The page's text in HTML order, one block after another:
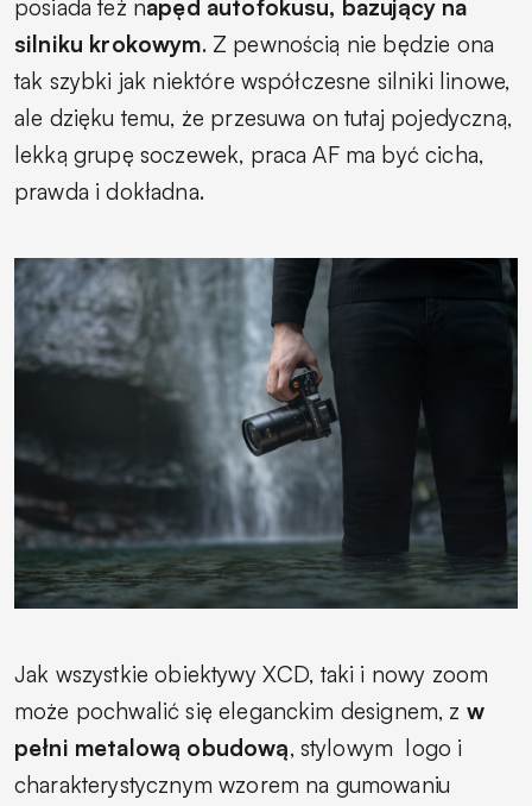
posiada też napęd autofokusu, bazujący na
silniku krokowym. Z pewnością nie będzie ona
tak szybki jak niektóre współczesne silniki linowe,
ale dzięku temu, że przesuwa on tutaj pojedyczną,
lekką grupę soczewek, praca AF ma być cicha,
prawda i dokładna.
Jak wszystkie obiektywy XCD, taki i nowy zoom
może pochwalić się eleganckim designem, z w
pełni metalową obudową, stylowym logo i
charakterystycznym wzorem na gumowaniu